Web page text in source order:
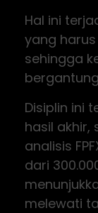
Hal ini
yang
sehingga
Disiplin ini
hasil
analisis
dari
melewati